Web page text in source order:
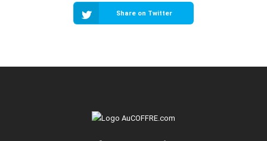
Share on Twitter